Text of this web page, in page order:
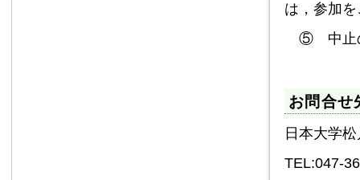
は，参加
⑤ 中止の
お問合せ
日本大学
TEL:047-